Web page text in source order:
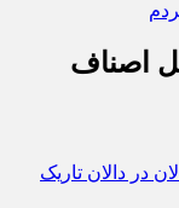
اصناف